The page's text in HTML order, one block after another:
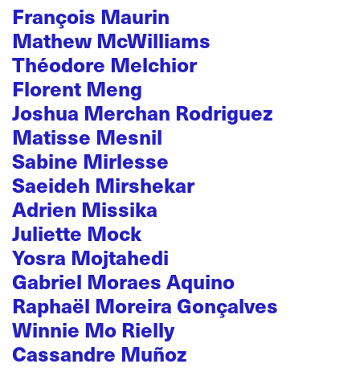
François Maurin
Mathew McWilliams
Théodore Melchior
Florent Meng
Joshua Merchan Rodriguez
Matisse Mesnil
Sabine Mirlesse
Saeideh Mirshekar
Adrien Missika
Juliette Mock
Yosra Mojtahedi
Gabriel Moraes Aquino
Raphaël Moreira Gonçalves
Winnie Mo Rielly
Cassandre Muñoz